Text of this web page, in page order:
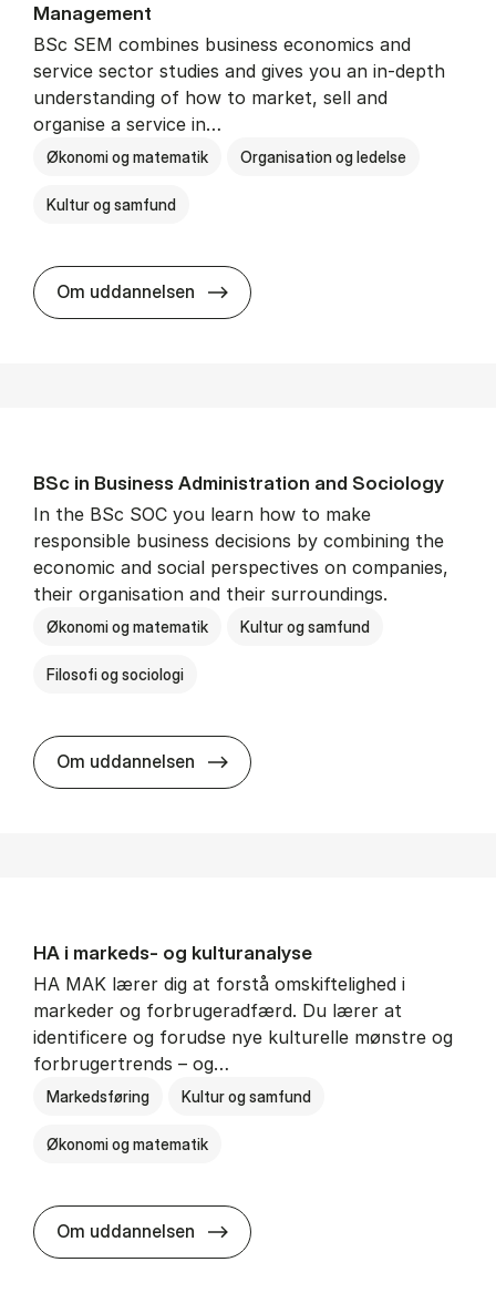
Man­age­ment
BSc SEM combines business economics and
service sector studies and gives you an in-depth
understanding of how to market, sell and
organise a service in…
Økonomi og matematik Organisation og ledelse
Kultur og samfund
Om uddannelsen BSc in Busi­ness Ad­min­is­tra­tion
BSc in Busi­ness Ad­min­is­tra­tion and So­ci­ology
In the BSc SOC you learn how to make
responsible business decisions by combining the
economic and social perspectives on companies,
their organisation and their surroundings.
Økonomi og matematik Kultur og samfund
Filosofi og sociologi
Om uddannelsen BSc in Busi­ness Ad­min­is­tra­tion
HA i mar­keds- og kul­tu­r­a­na­ly­se
HA MAK lærer dig at forstå omskiftelighed i
markeder og forbrugeradfærd. Du lærer at
identificere og forudse nye kulturelle mønstre og
forbrugertrends – og…
Markedsføring Kultur og samfund
Økonomi og matematik
Om uddannelsen HA i mar­keds- og kul­tu­r­a­na­ly­se